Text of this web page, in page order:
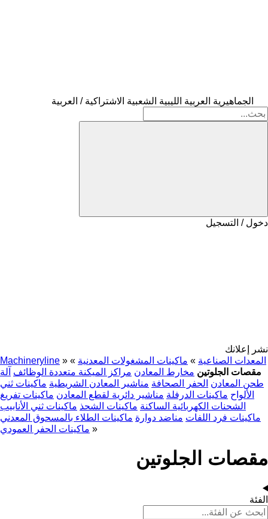
الجماهيرية العربية الليبية الشعبية الاشتراكية / العربية
دخول / التسجيل
نشر إعلانك
Machineryline » المعدات الصناعية » ماكينات المشغولات المعدنية »
مقصات الجلوتين مخارط المعادن مراكز الميكنة متعددة الوظائف آلة
طحن المعادن الحفر الصحافة مناشير المعادن الشريطية ماكينات ثني
الألواح ماكينات الدرفلة مناشير دائرية لقطع المعادن ماكينات تفريغ
الشحنات الكهربائية الساكنة ماكينات الشحذ ماكينات ثني الأنابيب
ماكينات فرد اللفات مناضد دوارة ماكينات الطلاء بالمسحوق المعدني
ماكينات الحفر العمودي »
مقصات الجلوتين
الفئة